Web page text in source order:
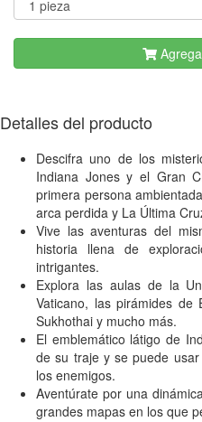
Detalles del producto
Descifra uno de los
Indiana Jones y el Gran
primera persona
arca perdida y La Última
Vive las aventuras del
historia llena de
intrigantes.
Explora las aulas de la
Vaticano, las pirámides de
Sukhothai y mucho más.
El emblemático látigo de
de su traje y se puede
los enemigos.
Aventúrate por una
grandes mapas en los que